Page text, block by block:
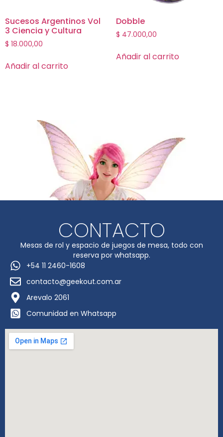
Sucesos Argentinos Vol
3 Ciencia y Cultura
$ 18.000,00
Añadir al carrito
Dobble
$ 47.000,00
Añadir al carrito
CONTACTO
Mesas de rol y espacio de juegos de mesa, todo con
reserva por whatsapp.
+54 11 2460-1608
contacto@geekout.com.ar
Arevalo 2061
Comunidad en Whatsapp